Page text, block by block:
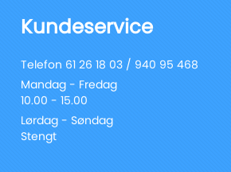
Kundeservice
Telefon 61 26 18 03 / 940 95 468
Mandag - Fredag
10.00 - 15.00
Lørdag - Søndag
Stengt